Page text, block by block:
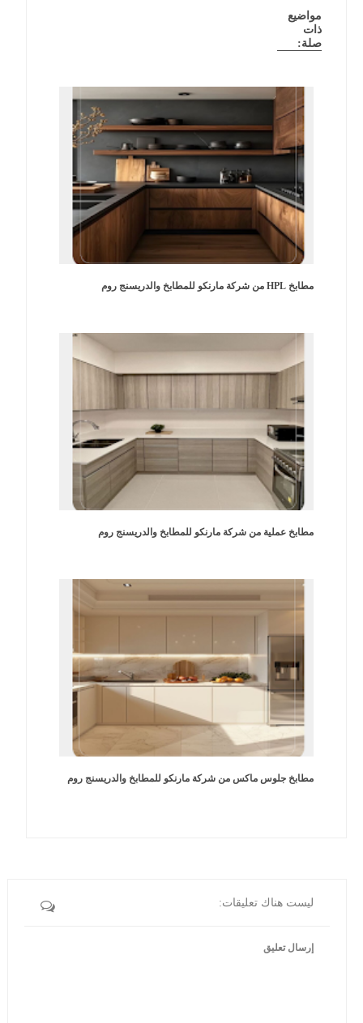
مواضيع
ذات
صلة:
مطابخ HPL من شركة مارنكو للمطابخ والدريسنج روم
مطابخ عملية من شركة مارنكو للمطابخ والدريسنج روم
مطابخ جلوس ماكس من شركة مارنكو للمطابخ والدريسنج روم
ليست هناك تعليقات:
إرسال تعليق